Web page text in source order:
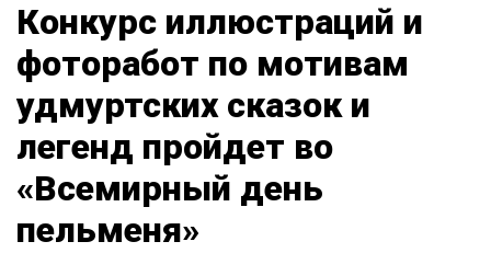
Конкурс иллюстраций и
фоторабот по мотивам
удмуртских сказок и
легенд пройдет во
«Всемирный день
пельменя»